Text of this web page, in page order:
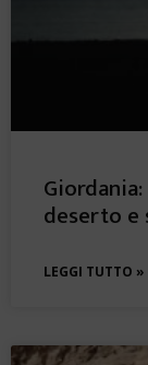
deserto e
LEGGI TUTTO »